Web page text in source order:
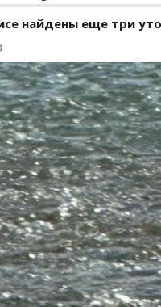
найдены еще три